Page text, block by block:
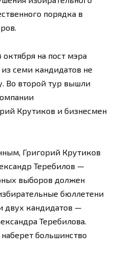
порядка в
на пост мэра
семи кандидатов не
Во второй тур вышли
Крутиков и бизнесмен
Григорий Крутиков
Теребилов —
выборов должен
бюллетени
двух кандидатов —
Теребилова.
большинство